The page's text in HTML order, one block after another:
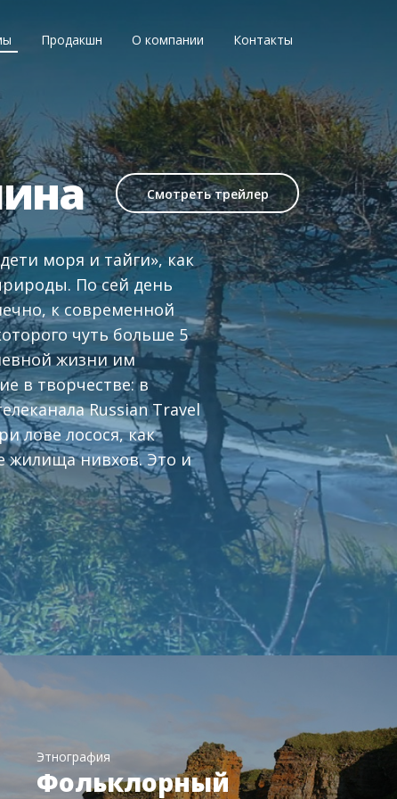
Продакшн О компании Контакты
Смотреть трейлер
моря и тайги», как
По сей день
к современной
чуть больше 5
жизни им
в творчестве: в
Russian Travel
лове лосося, как
жилища нивхов. Это и
Этнография
Фольклорный